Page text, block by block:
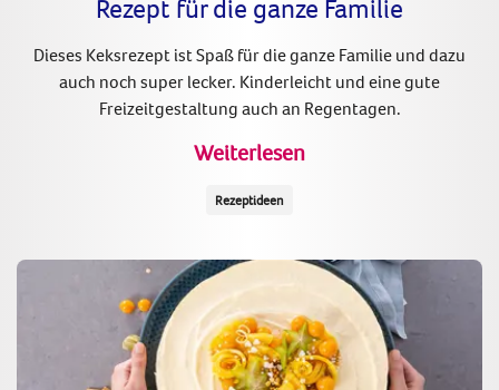
Rezept für die ganze Familie
Dieses Keksrezept ist Spaß für die ganze Familie und dazu
auch noch super lecker. Kinderleicht und eine gute
Freizeitgestaltung auch an Regentagen.
Weiterlesen
Rezeptideen